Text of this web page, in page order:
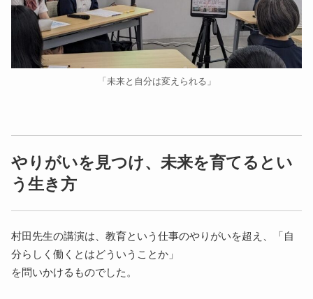
「未来と自分は変えられる」
やりがいを見つけ、未来を育てるとい
う生き方
村田先生の講演は、教育という仕事のやりがいを超え、「自
分らしく働くとはどういうことか」
を問いかけるものでした。